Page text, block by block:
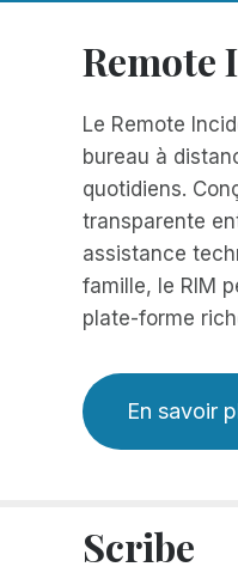
Remote
Le Remote
bureau à
quotidiens.
transparente
assistance
famille, le RIM
plate-forme
En savoir
Scribe